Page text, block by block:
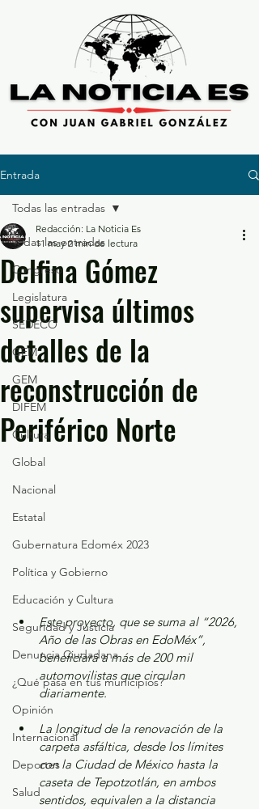
Entrada
Todas las entradas
Congreso
Legislatura
SEDECO
GEM
GEM
DIFEM
Cultura
Global
Nacional
Estatal
Gubernatura Edoméx 2023
Política y Gobierno
Educación y Cultura
Seguridad y Justicia
Denuncia Ciudadana
¿Qué pasa en tus municipios?
Opinión
Internacional
Deportes
Salud
Todas las entradas
Delfina Gómez
supervisa últimos
detalles de la
reconstrucción de
Periférico Norte
Redacción: La Noticia Es
11 may 2 min de lectura
Este proyecto, que se suma al “2026,
Año de las Obras en EdoMéx”,
beneficiará a más de 200 mil
automovilistas que circulan
diariamente.
La longitud de la renovación de la
carpeta asfáltica, desde los límites
con la Ciudad de México hasta la
caseta de Tepotzotlán, en ambos
sentidos, equivalen a la distancia